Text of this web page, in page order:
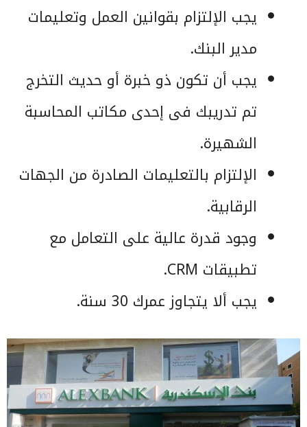
يجب الإلتزام بقوانين العمل وتعليمات
مدير البنك.
يجب أن تكون ذو خبرة أو حديث التخرج
تم تدريبك فى إحدى مكاتب المحاسبة
الشهيرة.
الإلتزام بالتعليمات الصادرة من الجهات
الرقابية.
وجود قدرة عالية على التعامل مع
تطبيقات CRM.
يجب ألا يتجاوز عمرك 30 سنة.